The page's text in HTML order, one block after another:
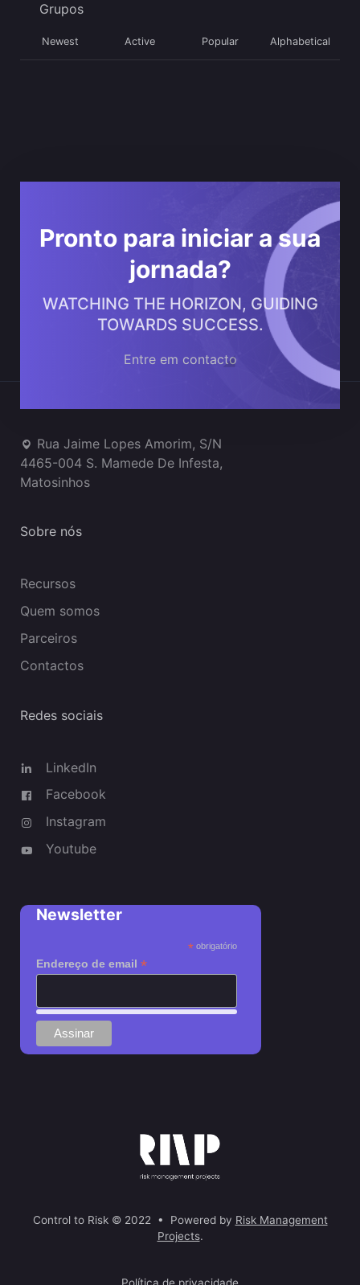
Grupos
Newest Active Popular Alphabetical
Pronto para iniciar a sua
jornada?
WATCHING THE HORIZON, GUIDING
TOWARDS SUCCESS.
Entre em contacto
Rua Jaime Lopes Amorim, S/N
4465-004 S. Mamede De Infesta,
Matosinhos
Sobre nós
Recursos
Quem somos
Parceiros
Contactos
Redes sociais
LinkedIn
Facebook
Instagram
Youtube
Newsletter
*obrigatório
Endereço de email *
Control to Risk © 2022 • Powered by Risk Management
Projects.
Política de privacidade